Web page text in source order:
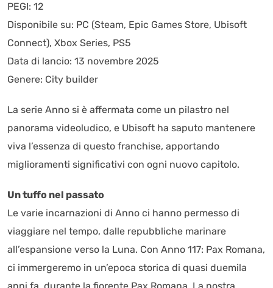
PEGI: 12
Disponibile su: PC (Steam, Epic Games Store, Ubisoft
Connect), Xbox Series, PS5
Data di lancio: 13 novembre 2025
Genere: City builder
La serie Anno si è affermata come un pilastro nel
panorama videoludico, e Ubisoft ha saputo mantenere
viva l’essenza di questo franchise, apportando
miglioramenti significativi con ogni nuovo capitolo.
Un tuffo nel passato
Le varie incarnazioni di Anno ci hanno permesso di
viaggiare nel tempo, dalle repubbliche marinare
all’espansione verso la Luna. Con Anno 117: Pax Romana,
ci immergeremo in un’epoca storica di quasi duemila